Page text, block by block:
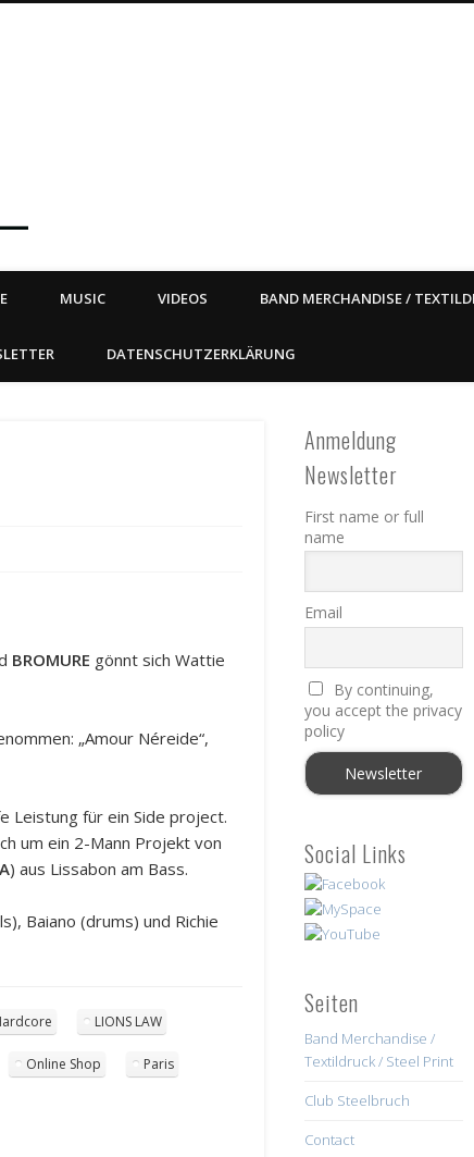
Steeltown Records – East ain`t
MUSIC VIDEOS BAND MERCHANDISE /
DATENSCHUTZERKLÄRUNG
BROMURE gönnt sich Wattie
„Amour Néreide“,
Leistung für ein Side project.
um ein 2-Mann Projekt von
) aus Lissabon am Bass.
Baiano (drums) und Richie
LIONS LAW
Online Shop Paris
Anmeldung
Newsletter
First name or full
name
Email
By continuing,
you accept the privacy
policy
Social Links
Seiten
Band Merchandise /
Textildruck / Steel Print
Club Steelbruch
Contact